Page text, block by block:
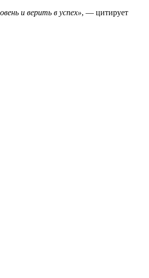
и верить в успех», — цитирует